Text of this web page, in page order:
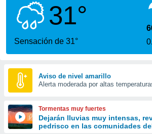
se
calidad.
a este
las
y
forma
digital
basada
31°
Sensación de 31°
Aviso de nivel amarillo
Alerta moderada por altas
Tormentas muy fuertes
Dejarán lluvias muy intensas,
pedrisco en las comunidades